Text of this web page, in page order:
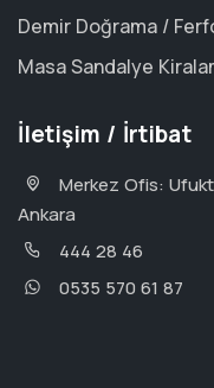
Demir Doğrama /
Masa Sandalye
İletişim / İrtibat
Merkez Ofis:
Ankara
444 28 46
0535 570 61 87